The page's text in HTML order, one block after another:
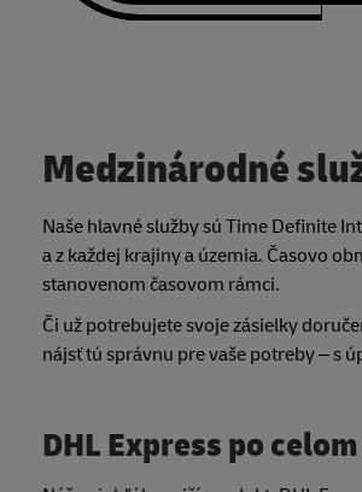
Medzinárodné
Naše hlavné služby sú Time Definite
a z každej krajiny a územia. Časovo
stanovenom časovom rámci.
Či už potrebujete svoje zásielky
nájsť tú správnu pre vaše potreby – s
DHL Express po